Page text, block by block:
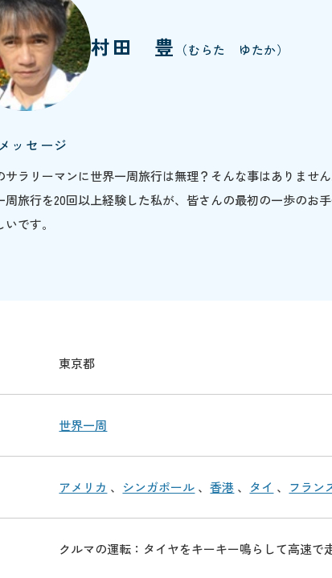
村田 豊 （むらた ゆたか）
ッセージ
サラリーマンに世界一周旅行は無理？そんな事はありません
周旅行を20回以上経験した私が、皆さんの最初の一歩のお
いです。
東京都
世界一周
アメリカ 、 シンガポール 、香港 、 タイ 、 フラン
クルマの運転：タイヤをキーキー鳴らして高速で